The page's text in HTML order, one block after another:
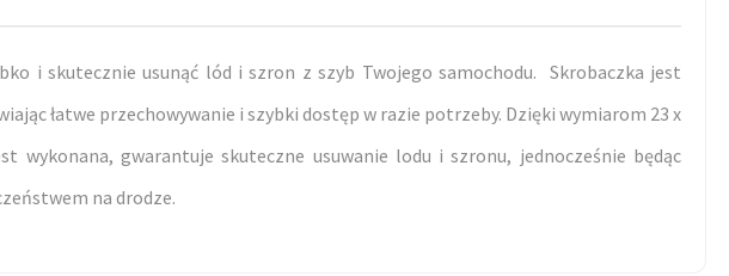
i skutecznie usunąć lód i szron z szyb Twojego samochodu. Skrobaczka jest
łatwe przechowywanie i szybki dostęp w razie potrzeby. Dzięki wymiarom 23 x
gwarantuje skuteczne usuwanie lodu i szronu, jednocześnie będąc
na drodze.